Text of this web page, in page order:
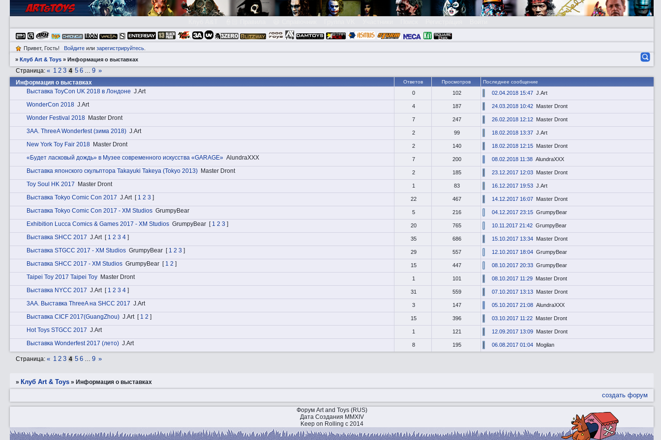
Привет, Гость! Войдитеили зарегистрируйтесь.
»Клуб Art & Toys »Информация о выставках
Информация о выставках
Страница:« 1 2 3 4 5 6 … 9 »
Ответов Просмотров Последнее сообщение
Выставка ToyCon UK 2018 в Лондоне J.Art 0 102 02.04.2018 15:47 J.Art
WonderCon 2018 J.Art 4 187 24.03.2018 10:42 Master Dront
Wonder Festival 2018 Master Dront 7 247 26.02.2018 12:12 Master Dront
3АA. ThreeA Wonderfest (зима 2018) J.Art 2 99 18.02.2018 13:37 J.Art
New York Toy Fair 2018 Master Dront 2 140 18.02.2018 12:15 Master Dront
«Будет ласковый дождь» в Музее современного искусства «GARAGE» AlundraXXX 7 200 08.02.2018 11:38 AlundraXXX
Выставка японского скульптора Takayuki Takeya (Tokyo 2013) Master Dront 2 185 23.12.2017 12:03 Master Dront
Toy Soul HK 2017 Master Dront 1 83 16.12.2017 19:53 J.Art
Выставка Tokyo Comic Con 2017 J.Art [ 1 2 3 ] 22 467 14.12.2017 16:07 Master Dront
Выставка Tokyo Comic Con 2017 - XM Studios GrumpyBear 5 216 04.12.2017 23:15 GrumpyBear
Exhibition Lucca Comics & Games 2017 - XM Studios GrumpyBear [ 1 2 3 ] 20 765 10.11.2017 21:42 GrumpyBear
Выставка SHCC 2017 J.Art [ 1 2 3 4 ] 35 686 15.10.2017 13:34 Master Dront
Выставка STGCC 2017 - XM Studios GrumpyBear [ 1 2 3 ] 29 557 12.10.2017 18:04 GrumpyBear
Выставка SHCC 2017 - XM Studios GrumpyBear [ 1 2 ] 15 447 08.10.2017 20:33 GrumpyBear
Taipei Toy 2017 Taipei Toy Master Dront 1 101 08.10.2017 11:29 Master Dront
Выставка NYCC 2017 J.Art [ 1 2 3 4 ] 31 559 07.10.2017 13:13 Master Dront
3АA. Выставка ThreeA на SHCC 2017 J.Art 3 147 05.10.2017 21:08 AlundraXXX
Выставка CICF 2017(GuangZhou) J.Art [ 1 2 ] 15 396 03.10.2017 11:22 Master Dront
Hot Toys STGCC 2017 J.Art 1 121 12.09.2017 13:09 Master Dront
Выставка Wonderfest 2017 (лето) J.Art 8 195 06.08.2017 01:04 Mogilan
Страница:« 1 2 3 4 5 6 … 9 »
» Клуб Art & Toys »Информация о выставках
создать форум
Форум Art and Toys (RUS)
Дата Создания MMXIV
Keep on Rolling с 2014